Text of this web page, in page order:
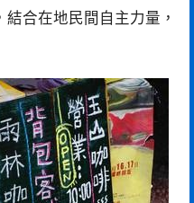
合在地民間自主力量，